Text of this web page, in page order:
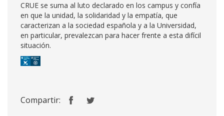
CRUE se suma al luto declarado en los campus y confía
en que la unidad, la solidaridad y la empatía, que
caracterizan a la sociedad española y a la Universidad,
en particular, prevalezcan para hacer frente a esta difícil
situación.
Compartir: